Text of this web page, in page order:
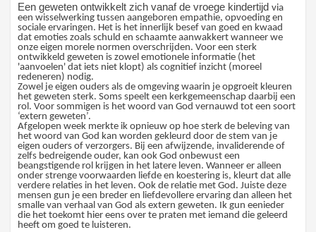
Een geweten ontwikkelt zich vanaf de vroege kindertijdvia
een wisselwerking tussen aangeboren empathie, opvoeding en
sociale ervaringen. Het is het innerlijk besef van goed en kwaad
dat emoties zoals schuld en schaamte aanwakkert wanneer we
onze eigen morele normen overschrijden. Voor een sterk
ontwikkeld geweten is zowel emotionele informatie (het
'aanvoelen' dat iets niet klopt) als cognitief inzicht (moreel
redeneren) nodig.
Zowel je eigen ouders als de omgeving waarin je opgroeit kleuren
het geweten sterk. Soms speelt een kerkgemeenschap daarbij een
rol. Voor sommigen is het woord van God vernauwd tot een soort
‘extern geweten’.
Afgelopen week merkte ik opnieuw op hoe sterk de beleving van
het woord van God kan worden gekleurd door de stem van je
eigen ouders of verzorgers. Bij een afwijzende, invaliderende of
zelfs bedreigende ouder, kan ook God onbewust een
beangstigende rol krijgen in het latere leven. Wanneer er alleen
onder strenge voorwaarden liefde en koestering is, kleurt dat alle
verdere relaties in het leven. Ook de relatie met God. Juiste deze
mensen gun je een breder en liefdevollere ervaring dan alleen het
smalle van verhaal van God als extern geweten. Ik gun eenieder
die het toekomt hier eens over te praten met iemand die geleerd
heeft om goed te luisteren.